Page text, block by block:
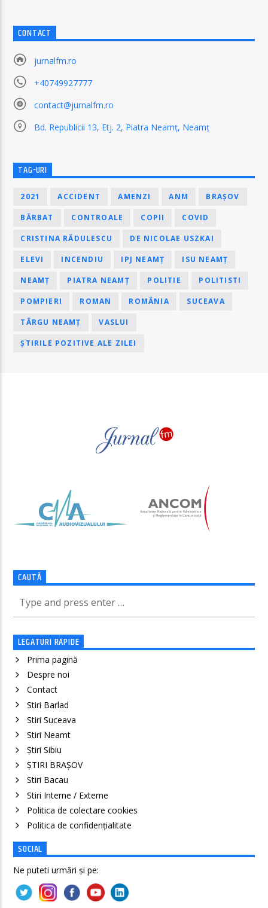
CONTACT
jurnalfm.ro
+40749927777
contact@jurnalfm.ro
Bd. Republicii 13, Etj. 2, Piatra Neamț, Neamț
TAG-URI
2021 ACCIDENT AMENZI ANM BRAȘOV
BĂRBAT CONTROALE COPII COVID
CRISTINA RĂDULESCU DE NICOLAE USZKAI
ELEVI INCENDIU IPJ NEAMȚ ISU NEAMȚ
NEAMȚ PIATRA NEAMȚ POLITIE POLITISTI
POMPIERI ROMAN ROMÂNIA SUCEAVA
TÂRGU NEAMȚ VASLUI
ȘTIRILE POZITIVE ALE ZILEI
CAUTĂ
LEGATURI RAPIDE
Prima pagină
Despre noi
Contact
Stiri Barlad
Stiri Suceava
Stiri Neamt
Știri Sibiu
ȘTIRI BRAȘOV
Stiri Bacau
Stiri Interne / Externe
Politica de colectare cookies
Politica de confidenţialitate
SOCIAL
Ne puteti urmări și pe: